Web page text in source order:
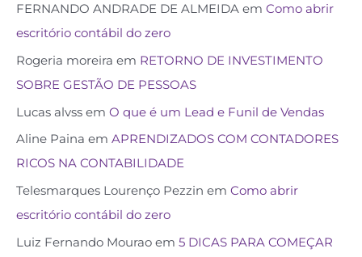
FERNANDO ANDRADE DE ALMEIDA em Como abrir
escritório contábil do zero
Rogeria moreira em RETORNO DE INVESTIMENTO
SOBRE GESTÃO DE PESSOAS
Lucas alvss em O que é um Lead e Funil de Vendas
Aline Paina em APRENDIZADOS COM CONTADORES
RICOS NA CONTABILIDADE
Telesmarques Lourenço Pezzin em Como abrir
escritório contábil do zero
Luiz Fernando Mourao em 5 DICAS PARA COMEÇAR